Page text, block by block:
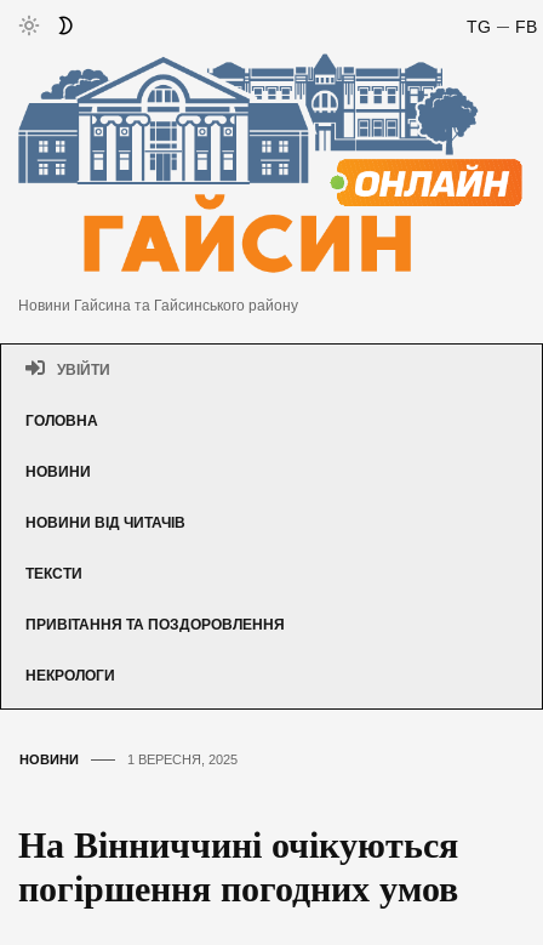
FB
TG
Новини Гайсина та Гайсинського району
УВІЙТИ
ГОЛОВНА
НОВИНИ
НОВИНИ ВІД ЧИТАЧІВ
ТЕКСТИ
ПРИВІТАННЯ ТА ПОЗДОРОВЛЕННЯ
НЕКРОЛОГИ
НОВИНИ 1 ВЕРЕСНЯ, 2025
На Вінниччині очікуються
погіршення погодних умов